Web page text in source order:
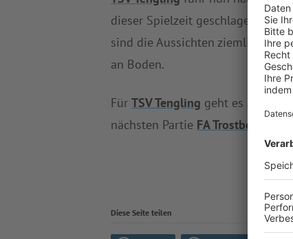
dieser Spielzeit geschlagen
sind die Aussichten ziemlich
an Boden.
FürTSV Tengling geht es am
nächsten Partie FA Trostberg
Diese Seite teilen